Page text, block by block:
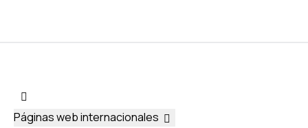
Páginas web internacionales